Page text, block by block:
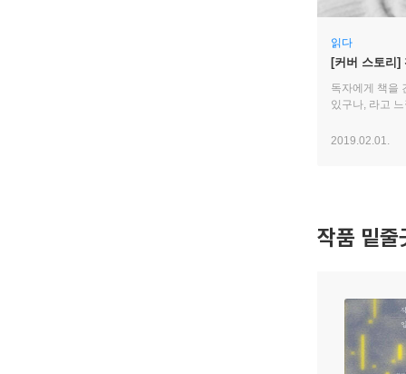
읽다
[커버 스토리]
독자에게 책을
있구나, 라고
2019.02.01.
작품 밑줄